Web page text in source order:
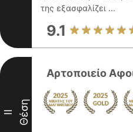
της εξασφαλίζει ...
9.1
II Θέση
Αρτοποιείο